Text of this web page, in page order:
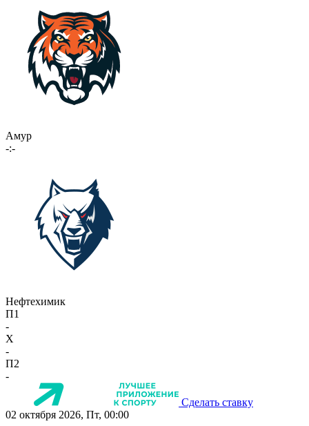
Амур
-:-
Нефтехимик
П1
-
X
-
П2
-
Сделать ставку
02 октября 2026, Пт, 00:00